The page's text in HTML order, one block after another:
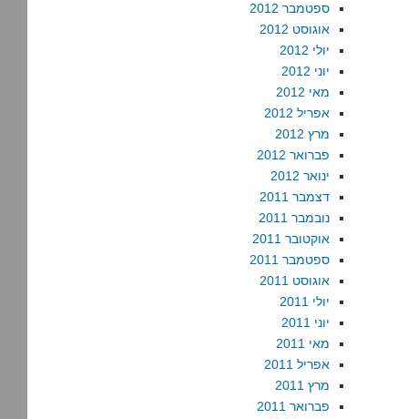
ספטמבר 2012
אוגוסט 2012
יולי 2012
יוני 2012
מאי 2012
אפריל 2012
מרץ 2012
פברואר 2012
ינואר 2012
דצמבר 2011
נובמבר 2011
אוקטובר 2011
ספטמבר 2011
אוגוסט 2011
יולי 2011
יוני 2011
מאי 2011
אפריל 2011
מרץ 2011
פברואר 2011